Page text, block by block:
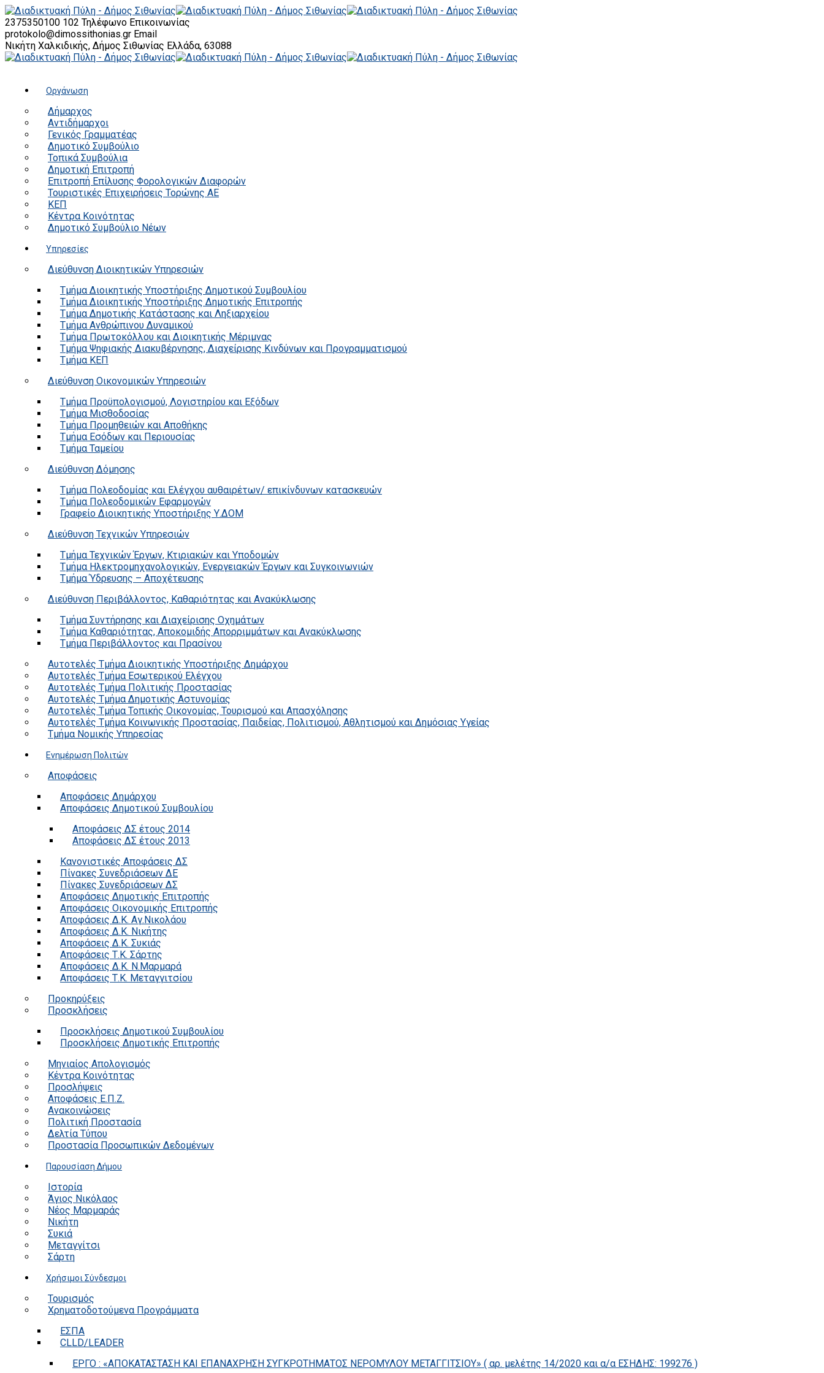
2375350100 102 Τηλέφωνο Επικοινωνίας
protokolo@dimossithonias.gr Email
Νικήτη Χαλκιδικής, Δήμος Σιθωνίας Ελλάδα, 63088
Οργάνωση
Δήμαρχος
Αντιδήμαρχοι
Γενικός Γραμματέας
Δημοτικό Συμβούλιο
Τοπικά Συμβούλια
Δημοτική Επιτροπή
Επιτροπή Επίλυσης Φορολογικών Διαφορών
Τουριστικές Επιχειρήσεις Τορώνης ΑΕ
ΚΕΠ
Κέντρα Κοινότητας
Δημοτικό Συμβούλιο Νέων
Υπηρεσίες
Διεύθυνση Διοικητικών Υπηρεσιών
Τμήμα Διοικητικής Υποστήριξης Δημοτικού Συμβουλίου
Τμήμα Διοικητικής Υποστήριξης Δημοτικής Επιτροπής
Τμήμα Δημοτικής Κατάστασης και Ληξιαρχείου
Τμήμα Ανθρώπινου Δυναμικού
Τμήμα Πρωτοκόλλου και Διοικητικής Μέριμνας
Τμήμα Ψηφιακής Διακυβέρνησης, Διαχείρισης Κινδύνων και Προγραμματισμού
Τμήμα ΚΕΠ
Διεύθυνση Οικονομικών Υπηρεσιών
Τμήμα Προϋπολογισμού, Λογιστηρίου και Εξόδων
Τμήμα Μισθοδοσίας
Τμήμα Προμηθειών και Αποθήκης
Τμήμα Εσόδων και Περιουσίας
Τμήμα Ταμείου
Διεύθυνση Δόμησης
Τμήμα Πολεοδομίας και Ελέγχου αυθαιρέτων/ επικίνδυνων κατασκευών
Τμήμα Πολεοδομικών Εφαρμογών
Γραφείο Διοικητικής Υποστήριξης Υ.ΔΟΜ
Διεύθυνση Τεχνικών Υπηρεσιών
Τμήμα Τεχνικών Έργων, Κτιριακών και Υποδομών
Τμήμα Ηλεκτρομηχανολογικών, Ενεργειακών Έργων και Συγκοινωνιών
Τμήμα Ύδρευσης – Αποχέτευσης
Διεύθυνση Περιβάλλοντος, Καθαριότητας και Ανακύκλωσης
Τμήμα Συντήρησης και Διαχείρισης Οχημάτων
Τμήμα Καθαριότητας, Αποκομιδής Απορριμμάτων και Ανακύκλωσης
Τμήμα Περιβάλλοντος και Πρασίνου
Αυτοτελές Τμήμα Διοικητικής Υποστήριξης Δημάρχου
Αυτοτελές Τμήμα Εσωτερικού Ελέγχου
Αυτοτελές Τμήμα Πολιτικής Προστασίας
Αυτοτελές Τμήμα Δημοτικής Αστυνομίας
Αυτοτελές Τμήμα Τοπικής Οικονομίας, Τουρισμού και Απασχόλησης
Αυτοτελές Τμήμα Κοινωνικής Προστασίας, Παιδείας, Πολιτισμού, Αθλητισμού και Δημόσιας Υγείας
Τμήμα Νομικής Υπηρεσίας
Ενημέρωση Πολιτών
Αποφάσεις
Αποφάσεις Δημάρχου
Αποφάσεις Δημοτικού Συμβουλίου
Αποφάσεις ΔΣ έτους 2014
Αποφάσεις ΔΣ έτους 2013
Κανονιστικές Αποφάσεις ΔΣ
Πίνακες Συνεδριάσεων ΔΕ
Πίνακες Συνεδριάσεων ΔΣ
Αποφάσεις Δημοτικής Επιτροπής
Αποφάσεις Οικονομικής Επιτροπής
Αποφάσεις Δ.Κ. Αγ.Νικολάου
Αποφάσεις Δ.Κ. Νικήτης
Αποφάσεις Δ.Κ. Συκιάς
Αποφάσεις Τ.Κ. Σάρτης
Αποφάσεις Δ.Κ. Ν.Μαρμαρά
Αποφάσεις Τ.Κ. Μεταγγιτσίου
Προκηρύξεις
Προσκλήσεις
Προσκλήσεις Δημοτικού Συμβουλίου
Προσκλήσεις Δημοτικής Επιτροπής
Μηνιαίος Απολογισμός
Κέντρα Κοινότητας
Προσλήψεις
Αποφάσεις Ε.Π.Ζ.
Ανακοινώσεις
Πολιτική Προστασία
Δελτία Τύπου
Προστασία Προσωπικών Δεδομένων
Παρουσίαση Δήμου
Ιστορία
Άγιος Νικόλαος
Νέος Μαρμαράς
Νικήτη
Συκιά
Μεταγγίτσι
Σάρτη
Χρήσιμοι Σύνδεσμοι
Τουρισμός
Χρηματοδοτούμενα Προγράμματα
ΕΣΠΑ
CLLD/LEADER
ΕΡΓΟ : «ΑΠΟΚΑΤΑΣΤΑΣΗ ΚΑΙ ΕΠΑΝΑΧΡΗΣΗ ΣΥΓΚΡΟΤΗΜΑΤΟΣ ΝΕΡΟΜΥΛΟΥ ΜΕΤΑΓΓΙΤΣΙΟΥ» ( αρ. μελέτης 14/2020 και α/α ΕΣΗΔΗΣ: 199276 )